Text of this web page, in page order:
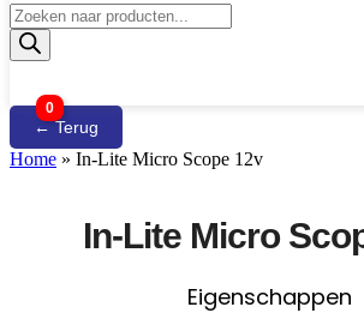
Producten
zoeken
0
← Terug
Home » In-Lite Micro Scope 12v
In-Lite Micro
Eigenschappen